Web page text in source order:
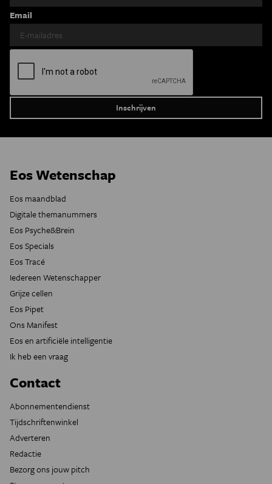
Email
Eos Wetenschap
Eos maandblad
Digitale themanummers
Eos Psyche&Brein
Eos Specials
Eos Tracé
Iedereen Wetenschapper
Grijze cellen
Eos Pipet
Ons Manifest
Eos en artificiële intelligentie
Ik heb een vraag
Contact
Abonnementendienst
Tijdschriftenwinkel
Adverteren
Redactie
Bezorg ons jouw pitch